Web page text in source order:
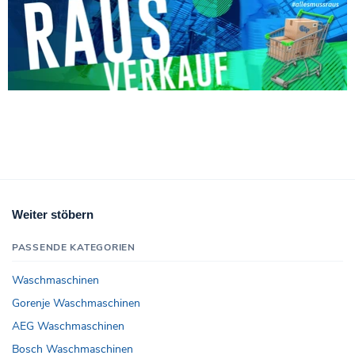
Weiter stöbern
PASSENDE KATEGORIEN
Waschmaschinen
Gorenje Waschmaschinen
AEG Waschmaschinen
Bosch Waschmaschinen